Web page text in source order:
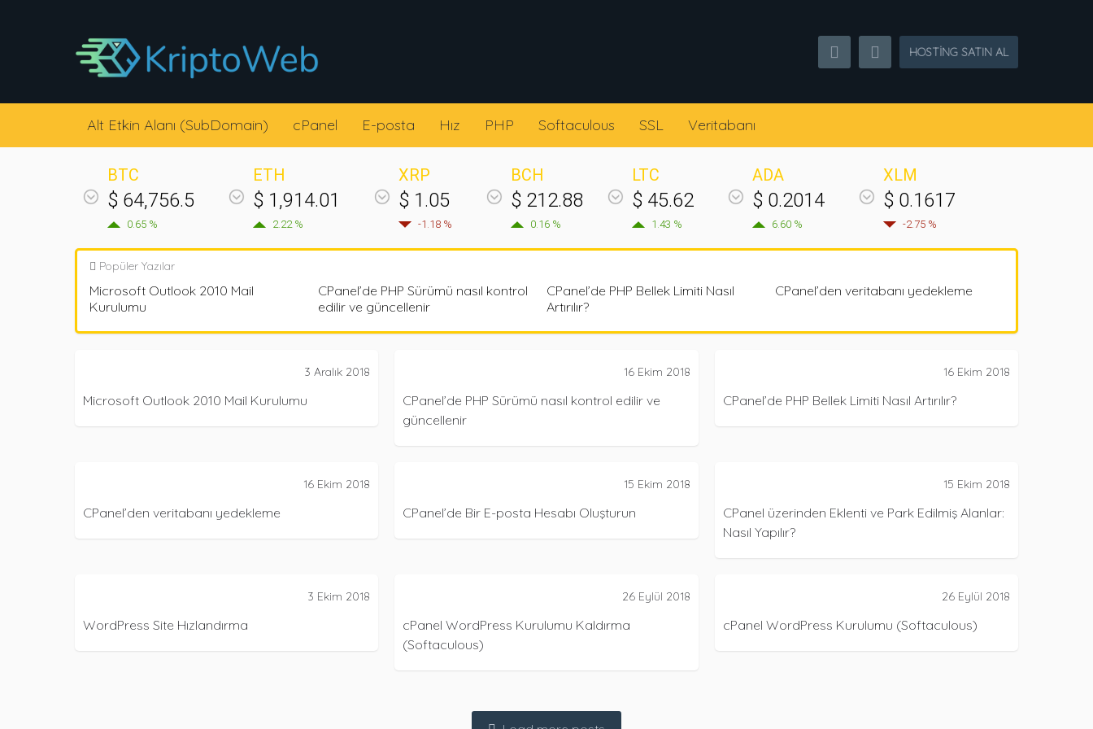
HOSTING SATIN AL
Alt Etkin Alanı (SubDomain) cPanel E-posta Hız PHP Softaculous SSL Veritabanı
BTC
$ 64,756.5
0.65 %
ETH
$ 1,914.01
2.22 %
XRP
$ 1.05
-1.18 %
BCH
$ 212.88
0.16 %
LTC
$ 45.62
1.43 %
ADA
$ 0.2014
6.60 %
XLM
$ 0.1617
-2.75 %
Popüler Yazılar
Microsoft Outlook 2010 Mail
Kurulumu
CPanel’de PHP Sürümü nasıl kontrol
edilir ve güncellenir
CPanel’de PHP Bellek Limiti Nasıl
Artırılır?
CPanel’den veritabanı yedekleme
3 Aralık 2018
Microsoft Outlook 2010 Mail Kurulumu
330
CPANEL
16 Ekim 2018
CPanel’de PHP Sürümü nasıl kontrol edilir ve
güncellenir
1824
CPANEL
16 Ekim 2018
CPanel’de PHP Bellek Limiti Nasıl Artırılır?
16 Ekim 2018
CPanel’den veritabanı yedekleme
273
15 Ekim 2018
CPanel’de Bir E-posta Hesabı Oluşturun
738
CPANEL
15 Ekim 2018
CPanel üzerinden Eklenti ve Park Edilmiş Alanlar:
Nasıl Yapılır?
3 Ekim 2018
WordPress Site Hızlandırma
2778
26 Eylül 2018
cPanel WordPress Kurulumu Kaldırma
(Softaculous)
172
26 Eylül 2018
cPanel WordPress Kurulumu (Softaculous)